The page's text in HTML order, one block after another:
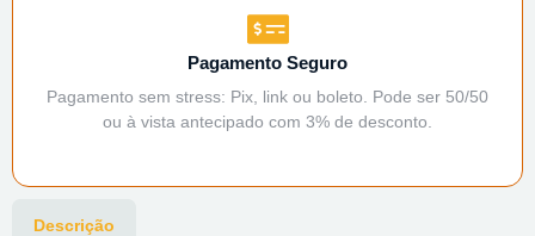
Pagamento Seguro
Pagamento sem stress: Pix, link ou boleto. Pode ser 50/50
ou à vista antecipado com 3% de desconto.
Descrição